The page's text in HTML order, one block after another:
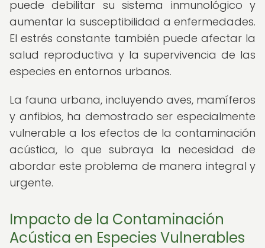
puede debilitar su sistema inmunológico y
aumentar la susceptibilidad a enfermedades.
El estrés constante también puede afectar la
salud reproductiva y la supervivencia de las
especies en entornos urbanos.
La fauna urbana, incluyendo aves, mamíferos
y anfibios, ha demostrado ser especialmente
vulnerable a los efectos de la contaminación
acústica, lo que subraya la necesidad de
abordar este problema de manera integral y
urgente.
Impacto de la Contaminación
Acústica en Especies Vulnerables